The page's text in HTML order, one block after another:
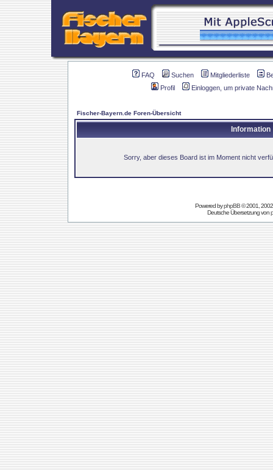
FAQ Suchen Mitgliederliste
Profil
Einloggen, um private
Fischer-Bayern.de Foren-Übersicht
Information
Sorry, aber dieses Board ist im Moment nicht
Powered byphpBB© 2001,
Deutsche Übersetzung von